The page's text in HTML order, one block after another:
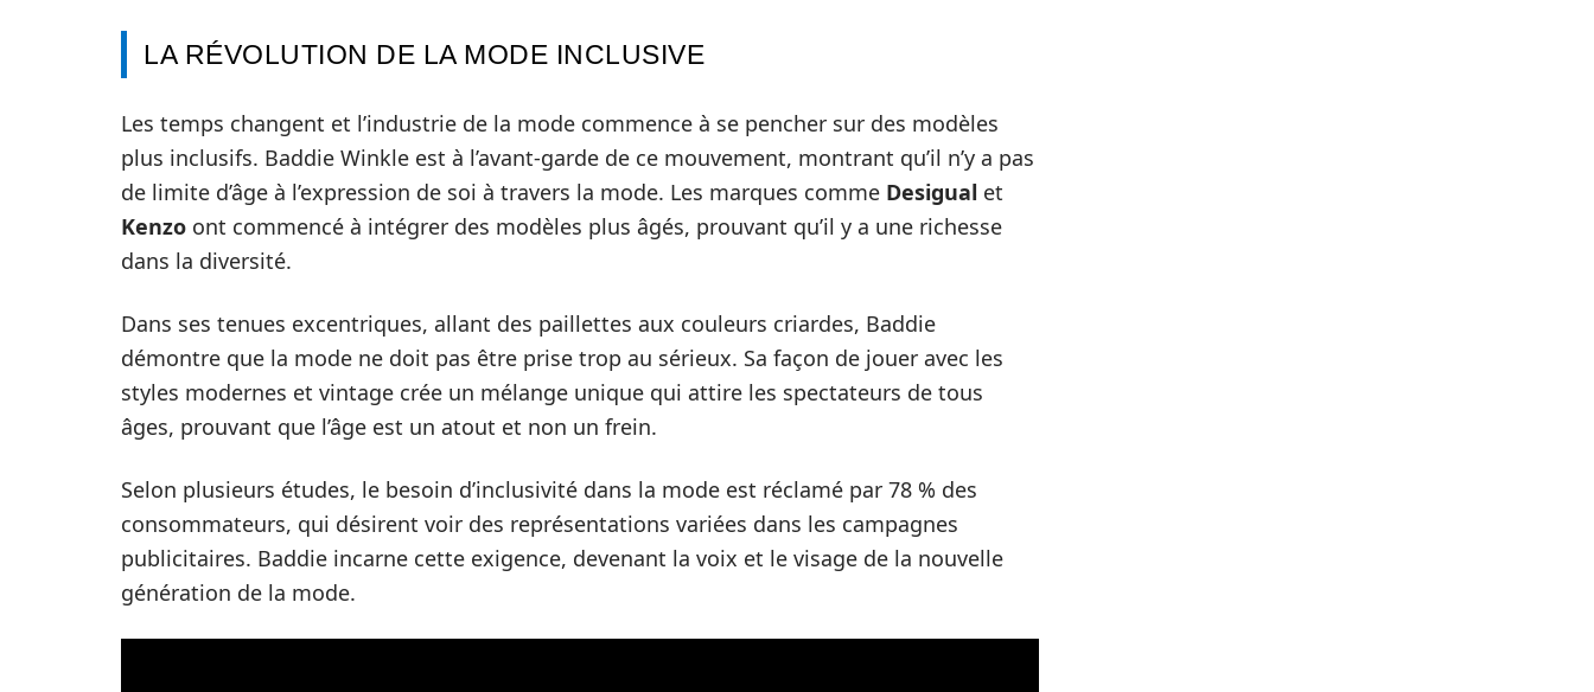
LA RÉVOLUTION DE LA MODE INCLUSIVE
Les temps changent et l’industrie de la mode commence à se pencher sur des modèles
plus inclusifs. Baddie Winkle est à l’avant-garde de ce mouvement, montrant qu’il n’y a pas
de limite d’âge à l’expression de soi à travers la mode. Les marques comme Desigual et
Kenzo ont commencé à intégrer des modèles plus âgés, prouvant qu’il y a une richesse
dans la diversité.
Dans ses tenues excentriques, allant des paillettes aux couleurs criardes, Baddie
démontre que la mode ne doit pas être prise trop au sérieux. Sa façon de jouer avec les
styles modernes et vintage crée un mélange unique qui attire les spectateurs de tous
âges, prouvant que l’âge est un atout et non un frein.
Selon plusieurs études, le besoin d’inclusivité dans la mode est réclamé par 78 % des
consommateurs, qui désirent voir des représentations variées dans les campagnes
publicitaires. Baddie incarne cette exigence, devenant la voix et le visage de la nouvelle
génération de la mode.